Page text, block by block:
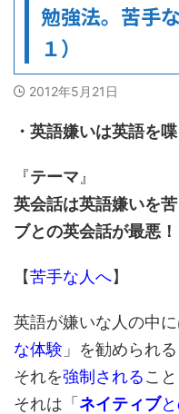
勉強法。苦手
１）
2012年5月21日
・英語嫌いは英語を
『テーマ 』
英会話は英語嫌いを
ブとの英会話が最悪！
【苦手な人へ】
英語が嫌いな人の中
な体験 」を勧められ
それを強制されること
それは「 ネイティブ